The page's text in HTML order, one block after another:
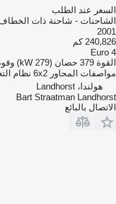
السعر عند الطلب
الشاحنات - شاحنة ذات
2001
240,826 كم
Euro 4
القوة 379 حصان (279 kW)
مواصفات المحاور 6x2 نظام
هولندا، Landhorst
Bart Straatman Landhorst
الاتصال بالبائع